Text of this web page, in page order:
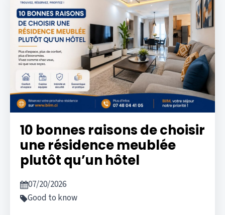
10 bonnes raisons de choisir
une résidence meublée
plutôt qu’un hôtel
07/20/2026
Good to know